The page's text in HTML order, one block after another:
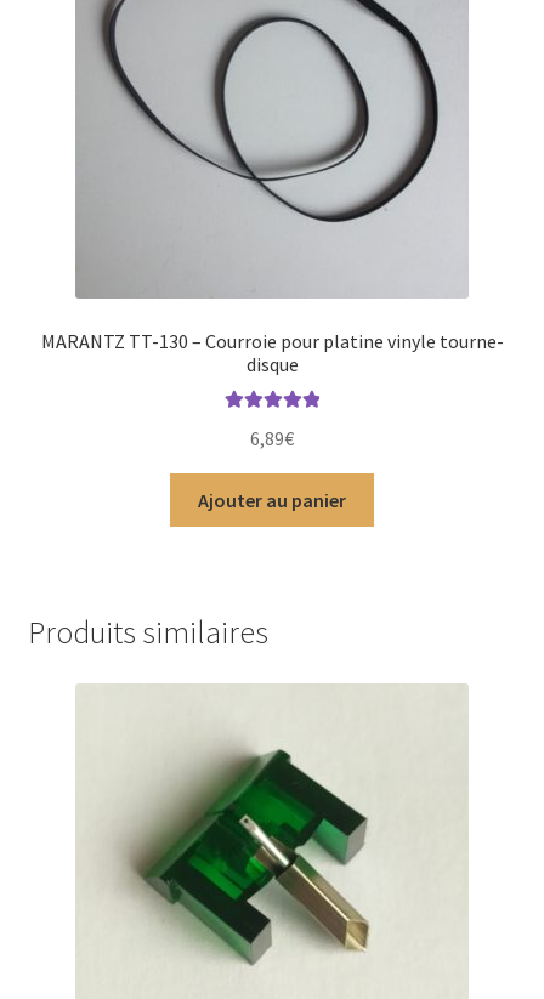
MARANTZ TT-130 – Courroie pour platine vinyle tourne-
disque
6,89€
Ajouter au panier
Produits similaires